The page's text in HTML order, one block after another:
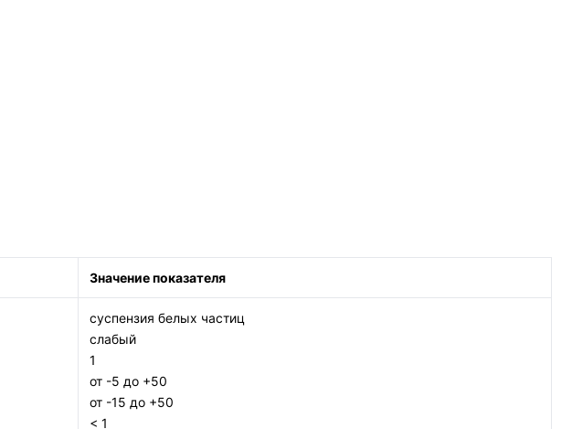
Значение показателя
суспензия белых частиц
слабый
1
от -5 до +50
от -15 до +50
< 1